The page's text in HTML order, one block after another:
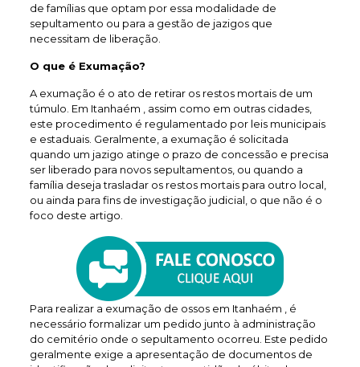
de famílias que optam por essa modalidade de
sepultamento ou para a gestão de jazigos que
necessitam de liberação.
O que é Exumação?
A exumação é o ato de retirar os restos mortais de um
túmulo. Em Itanhaém , assim como em outras cidades,
este procedimento é regulamentado por leis municipais
e estaduais. Geralmente, a exumação é solicitada
quando um jazigo atinge o prazo de concessão e precisa
ser liberado para novos sepultamentos, ou quando a
família deseja trasladar os restos mortais para outro local,
ou ainda para fins de investigação judicial, o que não é o
foco deste artigo.
Para realizar a exumação de ossos em Itanhaém , é
necessário formalizar um pedido junto à administração
do cemitério onde o sepultamento ocorreu. Este pedido
geralmente exige a apresentação de documentos de